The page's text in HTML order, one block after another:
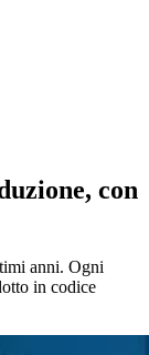
, con
anni. Ogni
in codice